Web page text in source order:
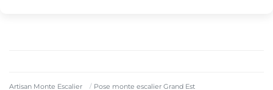
Artisan Monte Escalier
Pose monte escalier Grand Est